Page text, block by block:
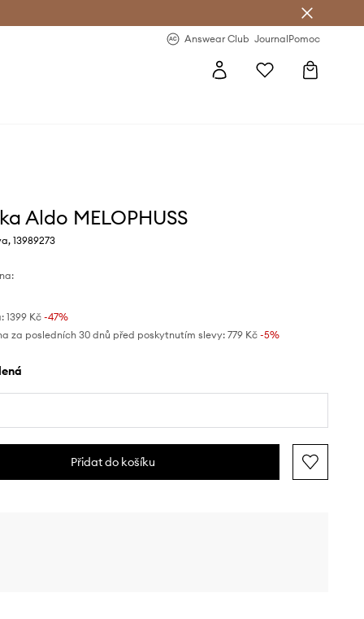
Answear Club JournalPomoc
Aldo MELOPHUSS
13989273
1399 Kč-47%
za posledních 30 dnů před poskytnutím slevy: 779 Kč -5%
Přidat do košíku